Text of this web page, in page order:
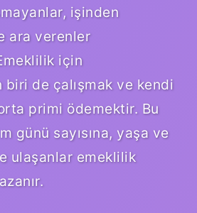
işinden
ara verenler
için
de çalışmak ve kendi
primi ödemektir. Bu
günü sayısına, yaşa ve
ulaşanlar emeklilik